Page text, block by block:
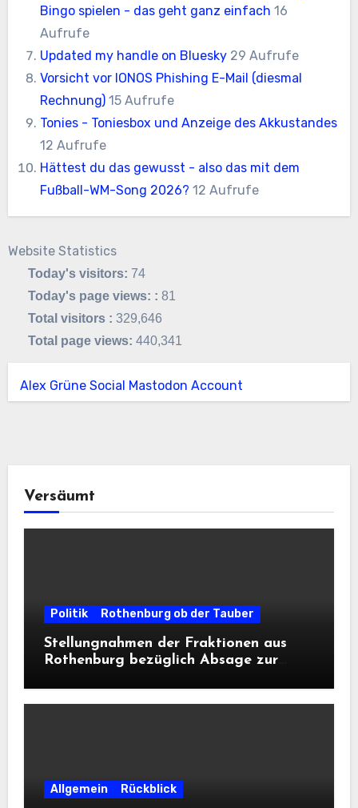
Bingo spielen - das geht ganz einfach 16
Aufrufe
Updated my handle on Bluesky 29 Aufrufe
Vorsicht vor IONOS Phishing E-Mail (diesmal
Rechnung) 15 Aufrufe
Tonies - Toniesbox und Anzeige des Akkustandes
12 Aufrufe
Hättest du das gewusst - also das mit dem
Fußball-WM-Song 2026? 12 Aufrufe
Website Statistics
Today's visitors: 74
Today's page views: :81
Total visitors :329,646
Total page views:440,341
Alex Grüne Social Mastodon Account
Versäumt
Politik Rothenburg ob der Tauber
Stellungnahmen der Fraktionen aus
Rothenburg bezüglich Absage zur
Allgemein Rückblick